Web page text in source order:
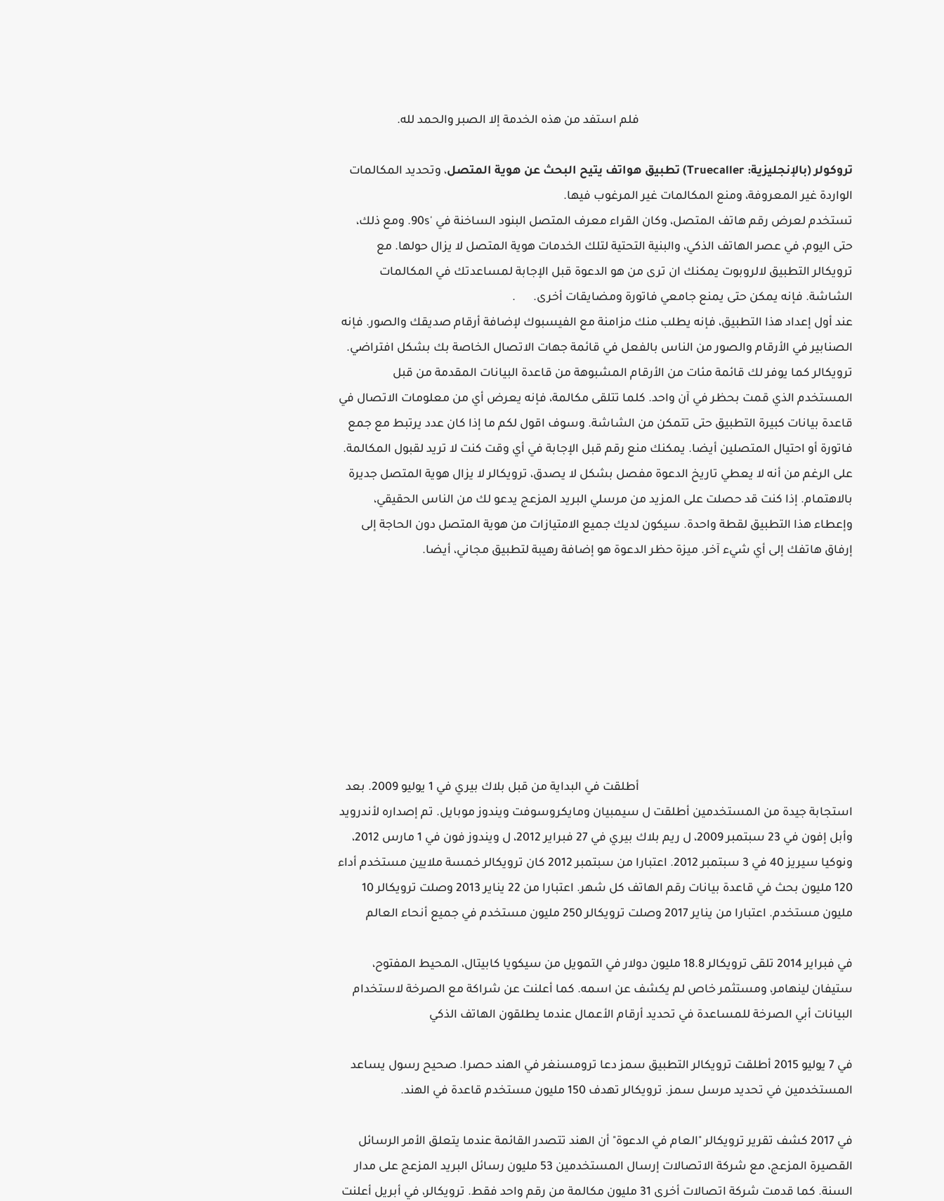
فلم استفد من هذه الخدمة إلا الصبر والحمد لله.
تروكولر (بالإنجليزية: Truecaller) تطبيق هواتف يتيح البحث عن هوية المتصل
، وتحديد المكالمات
الواردة غير المعروفة، ومنع المكالمات غير المرغوب فيها.
تستخدم لعرض رقم هاتف المتصل، وكان القراء معرف المتصل البنود الساخنة في '90s. ومع ذلك،
حتى اليوم، في عصر الهاتف الذكي، والبنية التحتية لتلك الخدمات هوية المتصل لا يزال حولها. مع
ترويكالر التطبيق لالروبوت يمكنك ان ترى من هو الدعوة قبل الإجابة لمساعدتك في المكالمات
الشاشة. فإنه يمكن حتى يمنع جامعي فاتورة ومضايقات أخرى.
.
عند أول إعداد هذا التطبيق، فإنه يطلب منك مزامنة مع الفيسبوك لإضافة أرقام صديقك والصور. فإنه
الصنابير في الأرقام والصور من الناس بالفعل في قائمة جهات الاتصال الخاصة بك بشكل افتراضي.
ترويكالر كما يوفر لك قائمة مئات من الأرقام المشبوهة من قاعدة البيانات المقدمة من قبل
المستخدم الذي قمت بحظر في آن واحد. كلما تتلقى مكالمة، فإنه يعرض أي من معلومات الاتصال في
قاعدة بيانات كبيرة التطبيق حتى تتمكن من الشاشة. وسوف اقول لكم ما إذا كان عدد يرتبط مع جمع
فاتورة أو احتيال المتصلين أيضا. يمكنك منع رقم قبل الإجابة في أي وقت كنت لا تريد لقبول المكالمة.
على الرغم من أنه لا يعطي تاريخ الدعوة مفصل بشكل لا يصدق، ترويكالر لا يزال هوية المتصل جديرة
بالاهتمام. إذا كنت قد حصلت على المزيد من مرسلي البريد المزعج يدعو لك من الناس الحقيقي،
وإعطاء هذا التطبيق لقطة واحدة. سيكون لديك جميع الامتيازات من هوية المتصل دون الحاجة إلى
إرفاق هاتفك إلى أي شيء آخر. ميزة حظر الدعوة هو إضافة رهيبة لتطبيق مجاني، أيضا.
أطلقت في البداية من قبل بلاك بيري في 1 يوليو 2009. بعد
استجابة جيدة من المستخدمين أطلقت ل سيمبيان ومايكروسوفت ويندوز موبايل. تم إصداره لأندرويد
وأبل إفون في 23 سبتمبر 2009، ل ريم بلاك بيري في 27 فبراير 2012، ل ويندوز فون في 1 مارس 2012،
ونوكيا سيريز 40 في 3 سبتمبر 2012. اعتبارا من سبتمبر 2012 كان ترويكالر خمسة ملايين مستخدم أداء
120 مليون بحث في قاعدة بيانات رقم الهاتف كل شهر. اعتبارا من 22 يناير 2013 وصلت ترويكالر 10
مليون مستخدم. اعتبارا من يناير 2017 وصلت ترويكالر 250 مليون مستخدم في جميع أنحاء العالم
في فبراير 2014 تلقى ترويكالر 18.8 مليون دولار في التمويل من سيكويا كابيتال، المحيط المفتوح،
ستيفان لينهامر، ومستثمر خاص لم يكشف عن اسمه. كما أعلنت عن شراكة مع الصرخة لاستخدام
البيانات أبي الصرخة للمساعدة في تحديد أرقام الأعمال عندما يطلقون الهاتف الذكي
في 7 يوليو 2015 أطلقت ترويكالر التطبيق سمز دعا ترومسنغر في الهند حصرا. صحيح رسول يساعد
المستخدمين في تحديد مرسل سمز. ترويكالر تهدف 150 مليون مستخدم قاعدة في الهند.
في 2017 كشف تقرير ترويكالر "العام في الدعوة" أن الهند تتصدر القائمة عندما يتعلق الأمر الرسائل
القصيرة المزعج، مع شركة الاتصالات إرسال المستخدمين 53 مليون رسائل البريد المزعج على مدار
السنة. كما قدمت شركة اتصالات أخرى 31 مليون مكالمة من رقم واحد فقط. ترويكالر، في أبريل أعلنت